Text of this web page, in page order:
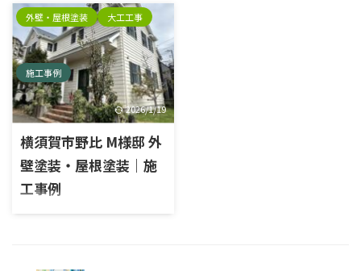
いた。 当社を選んだ決め手
は？ ドローンで撮影した写真
がとても鮮明で、普段は見るこ
とのできない屋根の状態をし
っかり確認することができま
した。また、写真を見ながら
現状や必要な工事内容につい
て説明されたので、納得したう
えで工事をお願いできたこと
施工内容外壁塗装工事・屋根
塗装工事エリア三浦郡葉山町
ント塗料名：外壁/ファインパ
外壁・屋根塗装 大工工事
施工事例
2026/1/19
横須賀市野比 M様邸 外
壁塗装・屋根塗装｜施
工事例
施工内容外壁塗装工事・屋根